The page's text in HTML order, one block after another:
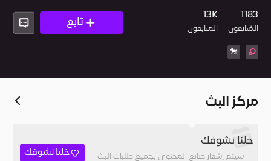
1183
المُتابعون
13K
المتابعون
تابع
🐎
مركز البث
خلنا نشوفك
سيتم إشعار صانع المحتوى بجميع طلبات البث
خلنا نشوفك